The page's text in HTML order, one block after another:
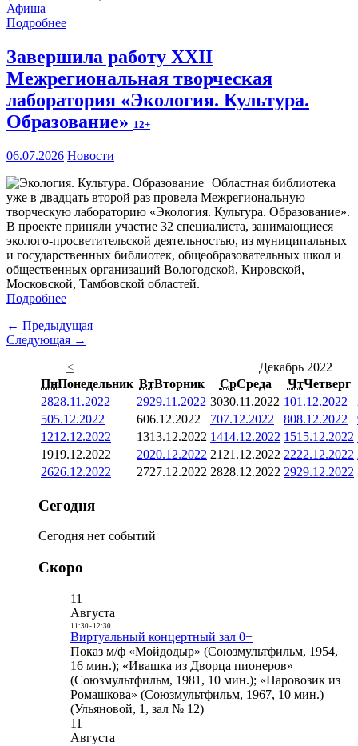
Афиша
Подробнее
Завершила работу XXII
Межрегиональная творческая
лаборатория «Экология. Культура.
Образование» 12+
06.07.2026 Новости
Областная библиотека
уже в двадцать второй раз провела Межрегиональную
творческую лабораторию «Экология. Культура. Образование».
В проекте приняли участие 32 специалиста, занимающиеся
эколого-просветительской деятельностью, из муниципальных
и государственных библиотек, общеобразовательных школ и
общественных организаций Вологодской, Кировской,
Московской, Тамбовской областей.
Подробнее
← Предыдущая
Следующая →
<
Декабрь 2022
ПнПонедельник ВтВторник СрСреда ЧтЧетверг
2828.11.2022 2929.11.2022 3030.11.2022 101.12.2022
505.12.2022 606.12.2022 707.12.2022 808.12.2022
1212.12.2022 1313.12.2022 1414.12.2022 1515.12.2022
1919.12.2022 2020.12.2022 21 21.12.2022 2222.12.2022
2626.12.2022 2727.12.2022 2828.12.2022 2929.12.2022
Сегодня
Сегодня нет событий
Скоро
11
Августа
11:30- 12:30
Виртуальный концертный зал 0+
Показ м/ф «Мойдодыр» (Союзмультфильм, 1954,
16 мин.); «Ивашка из Дворца пионеров»
(Союзмультфильм, 1981, 10 мин.); «Паровозик из
Ромашкова» (Союзмультфильм, 1967, 10 мин.)
(Ульяновой, 1, зал № 12)
11
Августа